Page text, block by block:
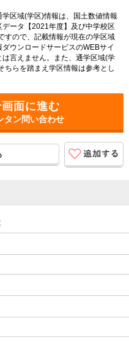
区域(学区)情報は、国土数値情報
ータ【2021年度】及び中学校区
すので、記載情報が現在の学区域
ウンロードサービスのWEBサイ
言えません。また、通学区域(学
ちらを踏まえ学区情報は参考とし
タン問い合わせ